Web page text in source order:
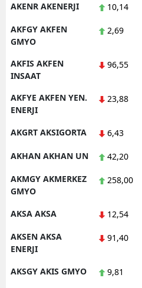
AKENR AKENERJI 10,14
AKFGY AKFEN
GMYO
2,69
AKFIS AKFEN
INSAAT
96,55
AKFYE AKFEN YEN.
ENERJI
23,88
AKGRT AKSIGORTA 6,43
AKHAN AKHAN UN 42,20
AKMGY AKMERKEZ
GMYO
258,00
AKSA AKSA 12,54
AKSEN AKSA
ENERJI
91,40
AKSGY AKIS GMYO 9,81